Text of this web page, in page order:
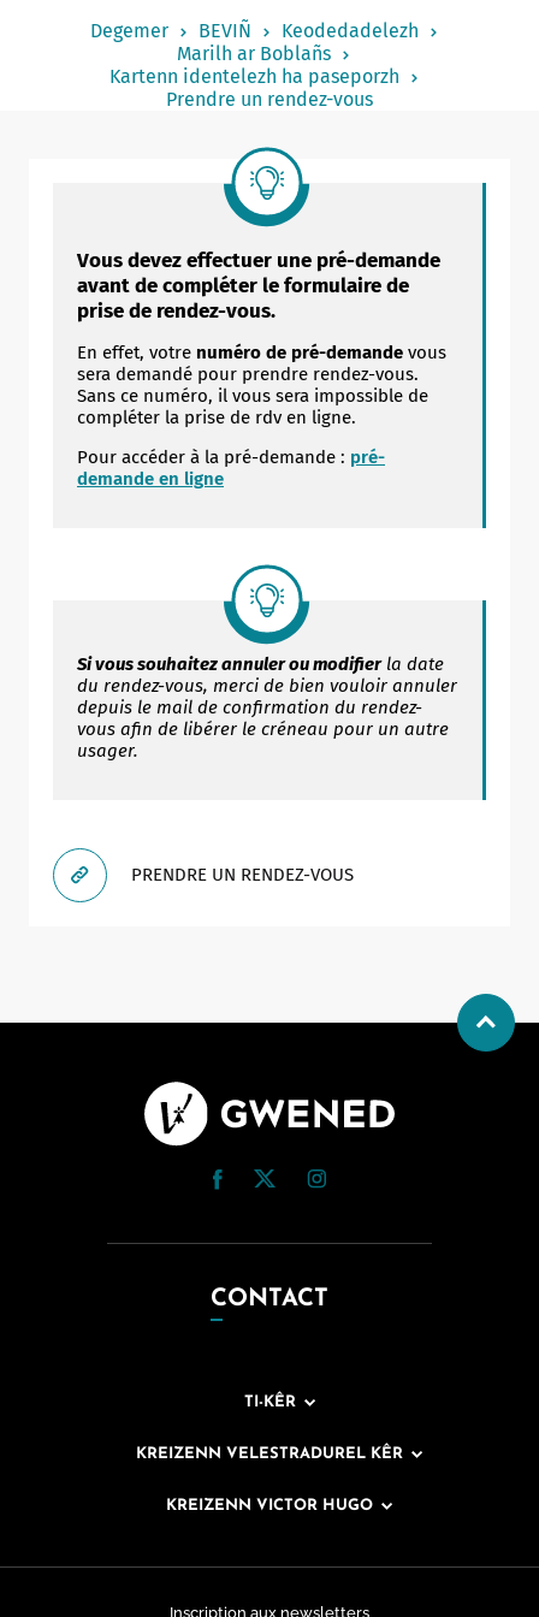
Un commerce
Journaliste
Degemer BEVIÑ
Keodedadelezh
Marilh ar Boblañs
Kartenn identelezh ha paseporzh
Prendre un rendez-vous
Vous devez effectuer une pré-demande
avant de compléter le formulaire de
prise de rendez-vous.
En effet, votre numéro de pré-demande vous
sera demandé pour prendre rendez-vous.
Sans ce numéro, il vous sera impossible de
compléter la prise de rdv en ligne.
Pour accéder à la pré-demande : pré-
demande en ligne
Si vous souhaitez annuler ou modifierla date
du rendez-vous, merci de bien vouloir annuler
depuis le mail de confirmation du rendez-
vous afin de libérer le créneau pour un autre
usager.
PRENDRE UN RENDEZ-VOUS
CONTACT
TI-KÊR
KREIZENN VELESTRADUREL KÊR
KREIZENN VICTOR HUGO
Inscription aux newsletters
ShareThis is disabled. Allow